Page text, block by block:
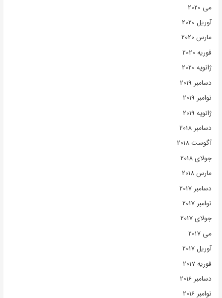
می 2020
آوریل 2020
مارس 2020
فوریه 2020
ژانویه 2020
دسامبر 2019
نوامبر 2019
ژانویه 2019
دسامبر 2018
آگوست 2018
جولای 2018
مارس 2018
دسامبر 2017
نوامبر 2017
جولای 2017
می 2017
آوریل 2017
فوریه 2017
دسامبر 2016
نوامبر 2016